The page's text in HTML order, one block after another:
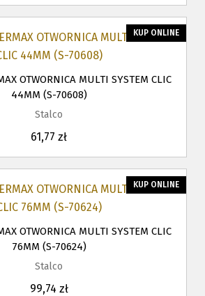
OTWORNICA MULTI SYSTEM CLIC
44MM (S-70608)
Stalco
61,77 zł
KUP ONLINE
OTWORNICA MULTI SYSTEM CLIC
76MM (S-70624)
Stalco
99,74 zł
KUP ONLINE